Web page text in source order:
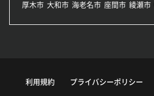
厚木市 大和市 海老名市 座間市 綾瀬市
利用規約 プライバシーポリシー